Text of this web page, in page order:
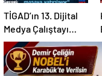
TİGAD’ın 13. Dijital
Medya Çalıştayı
Iğdır’da…